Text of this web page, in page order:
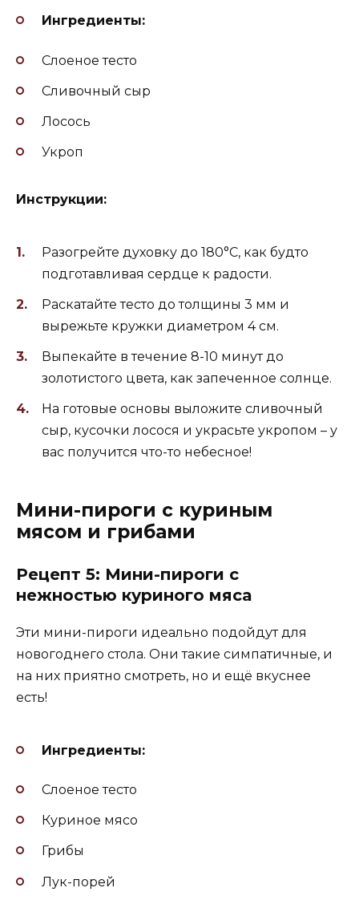
Ингредиенты:
Слоеное тесто
Сливочный сыр
Лосось
Укроп
Инструкции:
Разогрейте духовку до 180°C, как будто
подготавливая сердце к радости.
Раскатайте тесто до толщины 3 мм и
вырежьте кружки диаметром 4 см.
Выпекайте в течение 8-10 минут до
золотистого цвета, как запеченное солнце.
На готовые основы выложите сливочный
сыр, кусочки лосося и украсьте укропом – у
вас получится что-то небесное!
Мини-пироги с куриным
мясом и грибами
Рецепт 5: Мини-пироги с
нежностью куриного мяса
Эти мини-пироги идеально подойдут для
новогоднего стола. Они такие симпатичные, и
на них приятно смотреть, но и ещё вкуснее
есть!
Ингредиенты:
Слоеное тесто
Куриное мясо
Грибы
Лук-порей